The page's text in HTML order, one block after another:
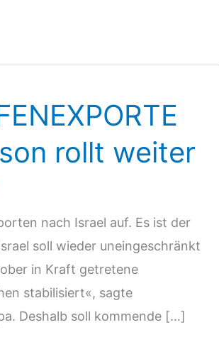
rollt weiter
nach Israel auf. Es ist der
soll wieder uneingeschränkt
in Kraft getretene
stabilisiert«, sagte
Deshalb soll kommende […]